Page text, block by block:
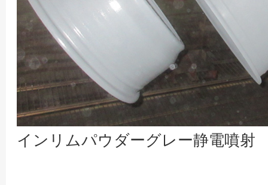
インリムパウダーグレー静電噴射